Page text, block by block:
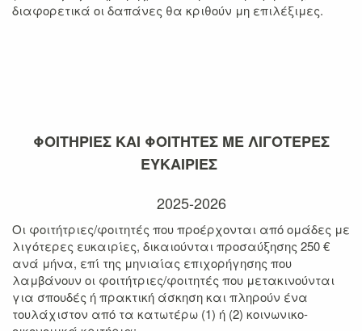
διαφορετικά οι δαπάνες θα κριθούν μη επιλέξιμες.
ΦΟΙΤΗΡΙΕΣ ΚΑΙ ΦΟΙΤΗΤΕΣ ΜΕ ΛΙΓΟΤΕΡΕΣ
ΕΥΚΑΙΡΙΕΣ
2025-2026
Οι φοιτήτριες/φοιτητές που προέρχονται από ομάδες με
λιγότερες ευκαιρίες, δικαιούνται προσαύξησης 250 €
ανά μήνα, επί της μηνιαίας επιχορήγησης που
λαμβάνουν οι φοιτήτριες/φοιτητές που μετακινούνται
για σπουδές ή πρακτική άσκηση και πληρούν ένα
τουλάχιστον από τα κατωτέρω (1) ή (2) κοινωνικο-